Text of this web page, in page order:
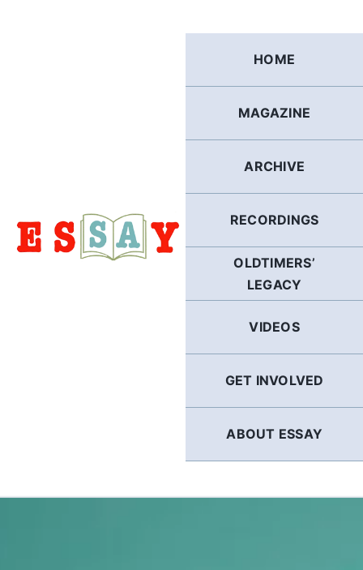
HOME
MAGAZINE
ARCHIVE
RECORDINGS
OLDTIMERS’
LEGACY
VIDEOS
GET INVOLVED
ABOUT ESSAY